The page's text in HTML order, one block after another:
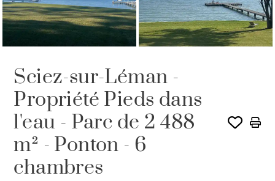
Sciez-sur-Léman -
Propriété Pieds dans
l'eau - Parc de 2 488
m² - Ponton - 6
chambres